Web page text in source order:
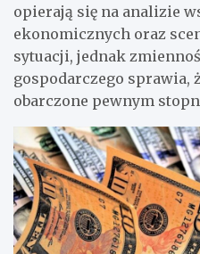
opierają się na analizie
ekonomicznych oraz
sytuacji, jednak
gospodarczego sprawia,
obarczone pewnym